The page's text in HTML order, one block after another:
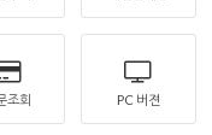
조회 PC 버젼